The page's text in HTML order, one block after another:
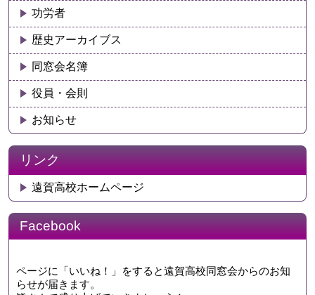
功労者
歴史アーカイブス
同窓会名簿
役員・会則
お知らせ
リンク
遠賀高校ホームページ
Facebook
ページに「いいね！」をすると遠賀高校同窓会からのお知
らせが届きます。